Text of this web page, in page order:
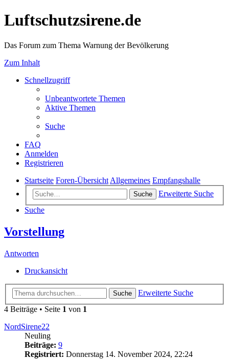
Luftschutzsirene.de
Das Forum zum Thema Warnung der Bevölkerung
Zum Inhalt
Schnellzugriff
Unbeantwortete Themen
Aktive Themen
Suche
FAQ
Anmelden
Registrieren
Startseite Foren-Übersicht Allgemeines Empfangshalle
Suche
Erweiterte Suche
Suche
Vorstellung
Antworten
Druckansicht
Suche
Erweiterte Suche
4 Beiträge • Seite 1 von 1
NordSirene22
Neuling
Beiträge: 9
Registriert: Donnerstag 14. November 2024, 22:24